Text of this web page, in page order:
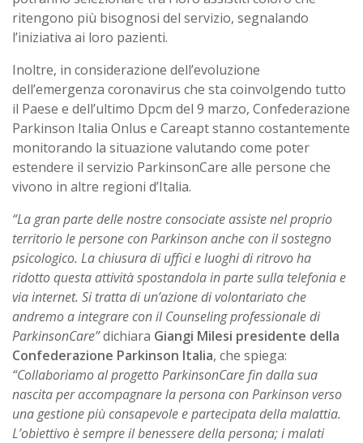
ritengono più bisognosi del servizio, segnalando
l’iniziativa ai loro pazienti.
Inoltre, in considerazione dell’evoluzione
dell’emergenza coronavirus che sta coinvolgendo tutto
il Paese e dell’ultimo Dpcm del 9 marzo, Confederazione
Parkinson Italia Onlus e Careapt stanno costantemente
monitorando la situazione valutando come poter
estendere il servizio ParkinsonCare alle persone che
vivono in altre regioni d’Italia.
“La gran parte delle nostre consociate assiste nel proprio
territorio le persone con Parkinson anche con il sostegno
psicologico. La chiusura di uffici e luoghi di ritrovo ha
ridotto questa attività spostandola in parte sulla telefonia e
via internet. Si tratta di un’azione di volontariato che
andremo a integrare con il Counseling professionale di
ParkinsonCare”dichiara Giangi Milesi presidente della
Confederazione Parkinson Italia, che spiega:
“Collaboriamo al progetto ParkinsonCare fin dalla sua
nascita per accompagnare la persona con Parkinson verso
una gestione più consapevole e partecipata della malattia.
L’obiettivo è sempre il benessere della persona; i malati